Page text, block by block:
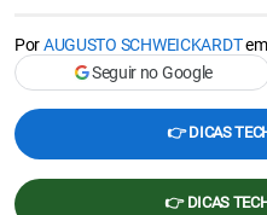
PorAUGUSTO SCHWEICKARDT
Seguir no Google
👉 DICAS
👉 DICAS